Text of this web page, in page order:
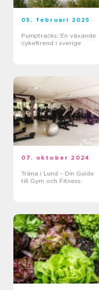
05. februari 2025
Pumptracks: En växande
cykeltrend i sverige
07. oktober 2024
Träna i Lund – Din Guide
till Gym och Fitness